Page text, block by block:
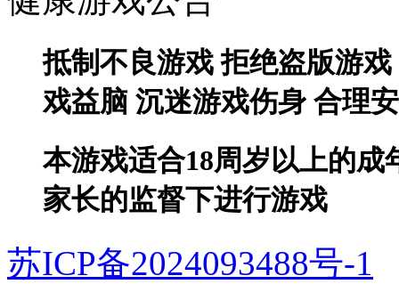
抵制不良游戏 拒绝盗版游
戏益脑 沉迷游戏伤身 合理
本游戏适合18周岁以上的成
家长的监督下进行游戏
苏ICP备2024093488号-1